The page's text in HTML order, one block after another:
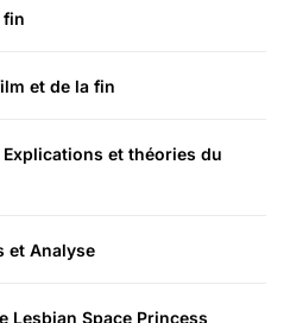
fin
et de la fin
et théories du
et Analyse
Lesbian Space Princess